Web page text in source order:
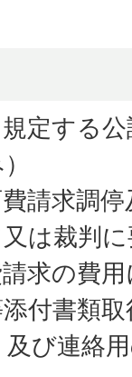
定する
請求調
又は裁判
求の費
付書類
び連絡